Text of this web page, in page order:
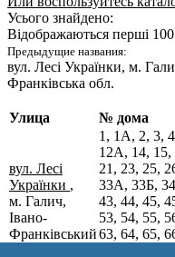
Усього знайдено:
Відображаються перші 100
Предыдущие названия:
вул. Лесі Українки, м.
Франківська обл.
Улица № дома
вул. Лесі
Українки ,
м. Галич,
Івано-
Франківський
1, 1А, 2, 3,
12А, 14, 15,
21, 23, 25,
33А, 33Б,
43, 44, 45,
53, 54, 55,
63, 64, 65,